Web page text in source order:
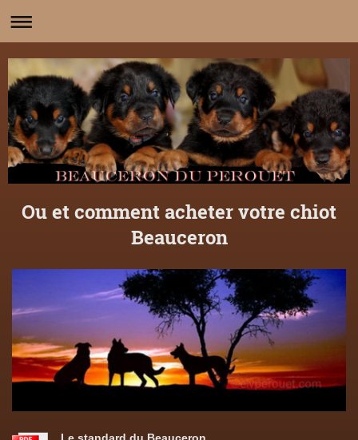
Ou et comment acheter votre chiot
Beauceron